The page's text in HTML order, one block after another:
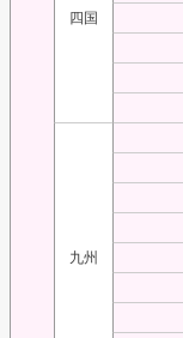
四国
九州